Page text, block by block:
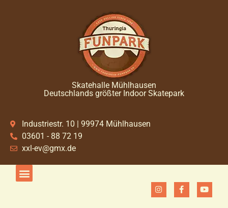
Skatehalle Mühlhausen
Deutschlands größter Indoor Skatepark
Industriestr. 10 | 99974 Mühlhausen
03601 - 88 72 19
xxl-ev@gmx.de